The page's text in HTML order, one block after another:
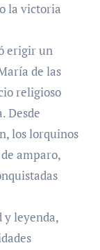
la victoria
erigir un
de las
religioso
Desde
los lorquinos
amparo,
y leyenda,